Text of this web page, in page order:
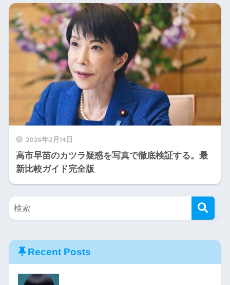
2026年2月14日
高市早苗のカツラ疑惑を写真で徹底検証する。最
新比較ガイド完全版
Recent Posts